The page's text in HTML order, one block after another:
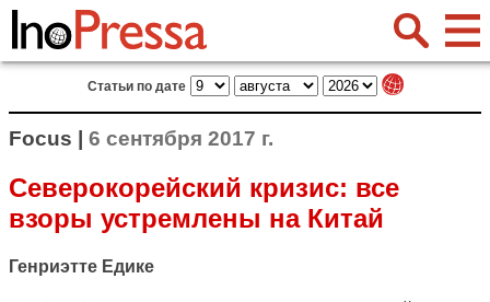
Статьи по дате
Focus | 6 сентября 2017 г.
Северокорейский кризис: все
взоры устремлены на Китай
Генриэтте Едике